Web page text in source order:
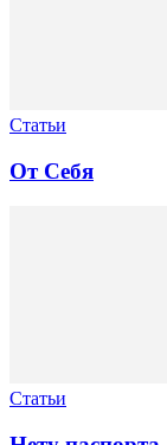
Статьи
От Себя
Статьи